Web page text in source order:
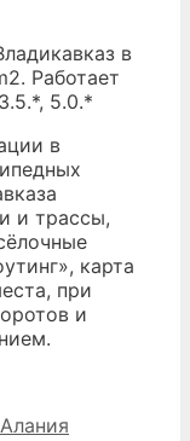
в
Работает
5.0.*
в
и трассы,
карта
при
и